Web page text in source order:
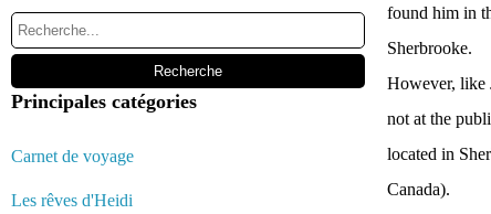
Principales catégories
Carnet de voyage
Les rêves d'Heidi
found him in
Sherbrooke.
However, like
not at the
located in
Canada).